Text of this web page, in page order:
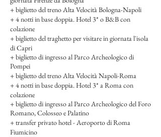
+ biglietto del treno Alta Velocità Bologna-Napoli
+ 4 notti in base doppia. Hotel 3* o B&B con
colazione
+ biglietto del traghetto per visitare in giornata l'isola
di Capri
+ biglietto di ingresso al Parco Archeologico di
Pompei
+ biglietto del treno Alta Velocità Napoli-Roma
+ 4 notti in base doppia. Hotel 3* a Roma con
colazione
+ biglietto di ingresso al Parco Archeologico del Foro
Romano, Colosseo e Palatino
+ transfer privato hotel - Aeroporto di Roma
Fiumicino